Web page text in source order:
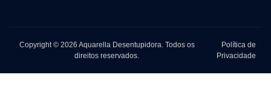
Copyright © 2026 Aquarella Desentupidora. Todos os
direitos reservados.
Política de
Privacidade